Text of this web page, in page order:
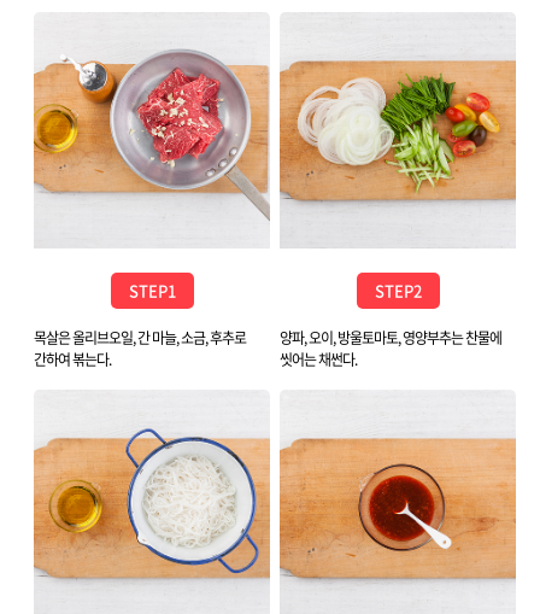
STEP1
목살은 올리브오일, 간 마늘, 소금, 후추로
간하여 볶는다.
STEP2
양파, 오이, 방울토마토, 영양부추는 찬물에
씻어는 채썬다.